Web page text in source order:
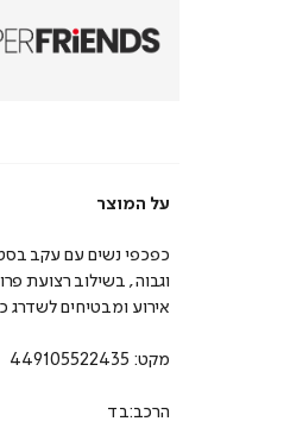
על המוצר
כפכפי נשים עם עקב
וגבוה, בשילוב רצועת
אירוע ומבטיחים לשדרג
מקט: 449105522435
הרכב:בד